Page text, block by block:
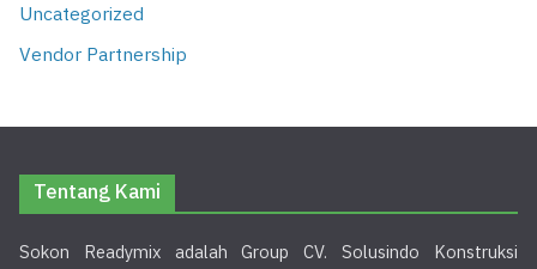
Uncategorized
Vendor Partnership
Tentang Kami
Sokon Readymix adalah Group CV. Solusindo Konstruksi